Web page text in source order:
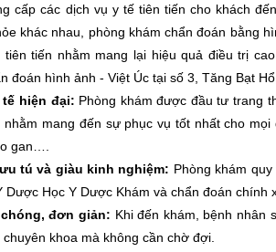
cấp các dịch vụ y tế tiên tiến cho khách
khác nhau, phòng khám chẩn đoán bằng
tiên tiến nhằm mang lại hiệu quả điều trị
đoán hình ảnh - Việt Úc tại số 3, Tăng Bạt
hiện đại: Phòng khám được đầu tư trang
mang đến sự phục vụ tốt nhất cho
gan….
tú và giàu kinh nghiệm: Phòng khám
Dược Học Y Dược Khám và chẩn đoán chính
đơn giản: Khi đến khám, bệnh nhân
khoa mà không cần chờ đợi.